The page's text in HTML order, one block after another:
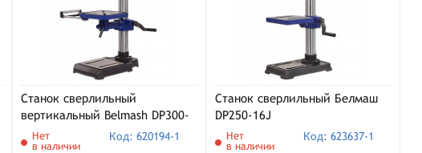
Станок cверлильный
вертикальный Belmash DP300-
16VS
Нет
в наличии
Код: 620194-1
Станок сверлильный Белмаш
DP250-16J
Нет
в наличии
Код: 623637-1